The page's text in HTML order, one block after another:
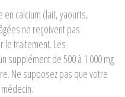
en calcium (lait, yaourts,
ne reçoivent pas
le traitement. Les
supplément de 500 à 1 000 mg
Ne supposez pas que votre